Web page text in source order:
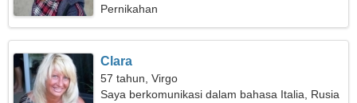
Pernikahan
Clara
57 tahun, Virgo
Saya berkomunikasi dalam bahasa Italia, Rusia